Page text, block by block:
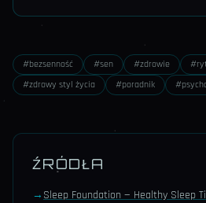
#bezsenność #sen #zdrowie #
#zdrowy styl życia #poradnik #
ŹRÓDŁA
→ Sleep Foundation — Healthy Sleep